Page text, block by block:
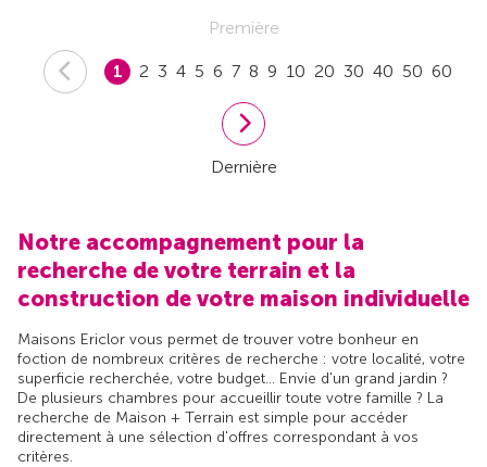
Première
1 2 3 4 5 6 7 8 9 10 20 30 40 50 60
Dernière
Notre accompagnement pour la
recherche de votre terrain et la
construction de votre maison individuelle
Maisons Ericlor vous permet de trouver votre bonheur en
foction de nombreux critères de recherche : votre localité, votre
superficie recherchée, votre budget... Envie d'un grand jardin ?
De plusieurs chambres pour accueillir toute votre famille ? La
recherche de Maison + Terrain est simple pour accéder
directement à une sélection d'offres correspondant à vos
critères.